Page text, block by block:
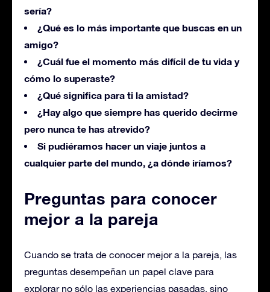
sería?
¿Qué es lo más importante que buscas en un
amigo?
¿Cuál fue el momento más difícil de tu vida y
cómo lo superaste?
¿Qué significa para ti la amistad?
¿Hay algo que siempre has querido decirme
pero nunca te has atrevido?
Si pudiéramos hacer un viaje juntos a
cualquier parte del mundo, ¿a dónde iríamos?
Preguntas para conocer
mejor a la pareja
Cuando se trata de conocer mejor a la pareja, las
preguntas desempeñan un papel clave para
explorar no sólo las experiencias pasadas, sino